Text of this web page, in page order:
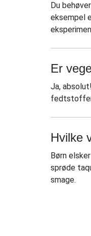
Du
eksempel
Er
Ja,
fedtstoffer
Hvilke
Børn
sprøde
smage.